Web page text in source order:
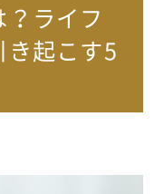
ライフ
起こす5